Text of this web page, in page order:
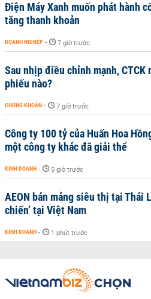
Điện Máy Xanh muốn phát hành
tăng thanh khoản
DOANH NGHIỆP - 7 giờ trước
Sau nhịp điều chỉnh mạnh,
phiếu nào?
CHỨNG KHOÁN - 7 giờ trước
Công ty 100 tỷ của Huấn Hoa
một công ty khác đã giải thể
KINH DOANH - 5 giờ trước
AEON bán mảng siêu thị tại Thái
chiến’ tại Việt Nam
KINH DOANH - 1 phút trước